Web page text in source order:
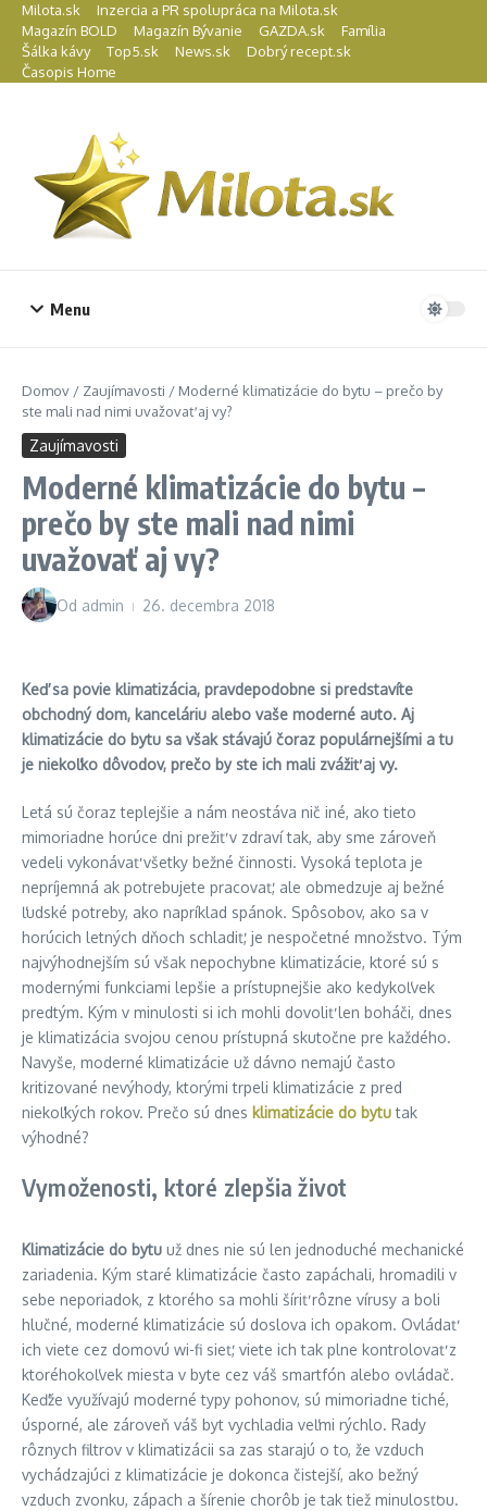
Preskočiť na obsah
Milota.sk
Inzercia a PR spolupráca na Milota.sk
Magazín BOLD
Magazín Bývanie GAZDA.sk
Família
Šálka kávy
Top5.sk News.sk
Dobrý recept.sk
Časopis Home
Menu
Domov / Zaujímavosti / Moderné klimatizácie do bytu – prečo by
ste mali nad nimi uvažovať aj vy?
Zaujímavosti
Moderné klimatizácie do bytu –
prečo by ste mali nad nimi
uvažovať aj vy?
Od admin 26. decembra 2018
Keď sa povie klimatizácia, pravdepodobne si predstavíte
obchodný dom, kanceláriu alebo vaše moderné auto. Aj
klimatizácie do bytu sa však stávajú čoraz populárnejšími a tu
je niekoľko dôvodov, prečo by ste ich mali zvážiť aj vy.
Letá sú čoraz teplejšie a nám neostáva nič iné, ako tieto
mimoriadne horúce dni prežiť v zdraví tak, aby sme zároveň
vedeli vykonávať všetky bežné činnosti. Vysoká teplota je
nepríjemná ak potrebujete pracovať, ale obmedzuje aj bežné
ľudské potreby, ako napríklad spánok. Spôsobov, ako sa v
horúcich letných dňoch schladiť, je nespočetné množstvo. Tým
najvýhodnejším sú však nepochybne klimatizácie, ktoré sú s
modernými funkciami lepšie a prístupnejšie ako kedykoľvek
predtým. Kým v minulosti si ich mohli dovoliť len boháči, dnes
je klimatizácia svojou cenou prístupná skutočne pre každého.
Navyše, moderné klimatizácie už dávno nemajú často
kritizované nevýhody, ktorými trpeli klimatizácie z pred
niekoľkých rokov. Prečo sú dnes klimatizácie do bytutak
výhodné?
Vymoženosti, ktoré zlepšia život
Klimatizácie do bytu už dnes nie sú len jednoduché mechanické
zariadenia. Kým staré klimatizácie často zapáchali, hromadili v
sebe neporiadok, z ktorého sa mohli šíriť rôzne vírusy a boli
hlučné, moderné klimatizácie sú doslova ich opakom. Ovládať
ich viete cez domovú wi-fi sieť, viete ich tak plne kontrolovať z
ktoréhokoľvek miesta v byte cez váš smartfón alebo ovládač.
Keďže využívajú moderné typy pohonov, sú mimoriadne tiché,
úsporné, ale zároveň váš byt vychladia veľmi rýchlo. Rady
rôznych filtrov v klimatizácii sa zas starajú o to, že vzduch
vychádzajúci z klimatizácie je dokonca čistejší, ako bežný
vzduch zvonku, zápach a šírenie chorôb je tak tiež minulosťou.